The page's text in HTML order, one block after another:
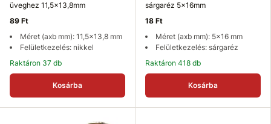
üveghez 11,5x13,8mm
89 Ft
Méret (axb mm): 11,5x13,8 mm
Felületkezelés: nikkel
Raktáron 37 db
Kosárba
sárgaréz 5x16mm
18 Ft
Méret (axb mm): 5x16 mm
Felületkezelés: sárgaréz
Raktáron 418 db
Kosárba